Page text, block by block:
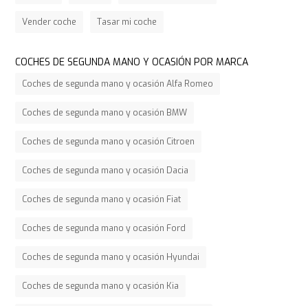
Vender coche Tasar mi coche
COCHES DE SEGUNDA MANO Y OCASIÓN POR MARCA
Coches de segunda mano y ocasión Alfa Romeo
Coches de segunda mano y ocasión BMW
Coches de segunda mano y ocasión Citroen
Coches de segunda mano y ocasión Dacia
Coches de segunda mano y ocasión Fiat
Coches de segunda mano y ocasión Ford
Coches de segunda mano y ocasión Hyundai
Coches de segunda mano y ocasión Kia